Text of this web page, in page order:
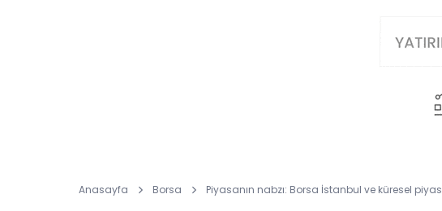
Anasayfa Borsa Piyasanın nabzı: Borsa İstanbul ve küresel